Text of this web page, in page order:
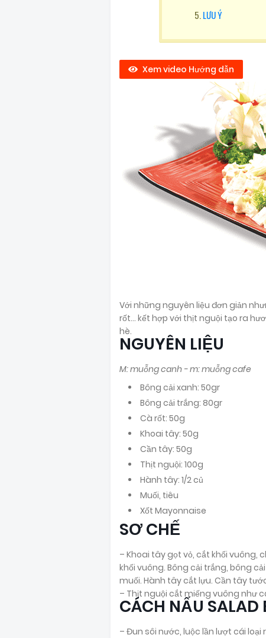
LƯU Ý
Xem video Hướng dẫn
Với những nguyên liệu đơn giản
rốt… kết hợp với thịt nguội tạo ra
hè.
NGUYÊN LIỆU
M: muỗng canh - m: muỗng cafe
Bông cải xanh: 50gr
Bông cải trắng: 80gr
Cà rốt: 50g
Khoai tây: 50g
Cần tây: 50g
Thịt nguội: 100g
Hành tây: 1/2 củ
Muối, tiêu
Xốt Mayonnaise
SƠ CHẾ
– Khoai tây gọt vỏ, cắt khối vuông,
khối vuông. Bông cải trắng, bông
muối. Hành tây cắt lựu. Cần tây
– Thịt nguội cắt miếng vuông như
CÁCH NẤU SALAD
– Đun sôi nước, luộc lần lượt cái loại